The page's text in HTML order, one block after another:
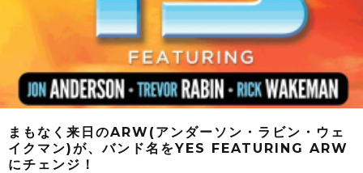
まもなく来日のARW(アンダーソン・ラビン・ウェ
イクマン)が、バンド名をYES FEATURING ARW
にチェンジ！